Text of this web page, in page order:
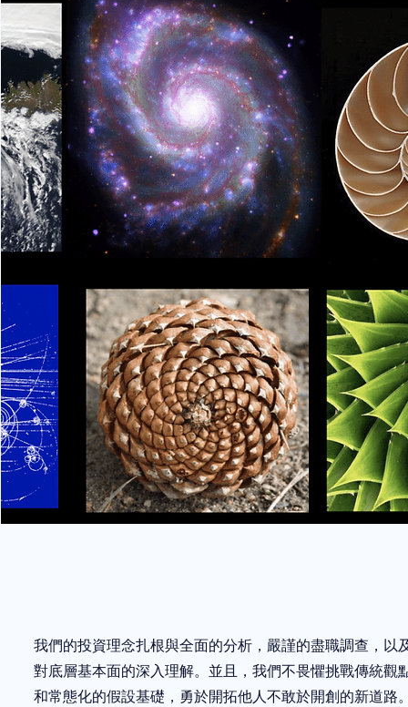
我們的投資理念扎根與全面的分析，嚴謹的盡職調查，以
對底層基本面的深入理解。並且，我們不畏懼挑戰傳統觀
和常態化的假設基礎，勇於開拓他人不敢於開創的新道路